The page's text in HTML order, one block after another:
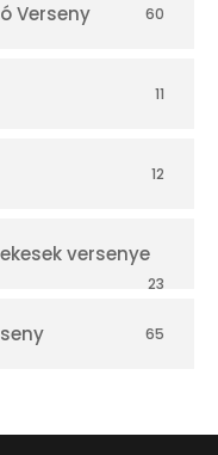
Verseny 60
11
12
versenye
23
65